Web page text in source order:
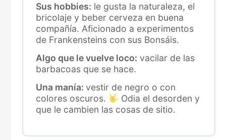
Sus hobbies: le gusta la naturaleza, el
bricolaje y beber cerveza en buena
compañía. Aficionado a experimentos
de Frankensteins con sus Bonsáis.
Algo que le vuelve loco: vacilar de las
barbacoas que se hace.
Una manía:vestir de negro o con
colores oscuros.
Odia el desorden y
que le cambien las cosas de sitio.